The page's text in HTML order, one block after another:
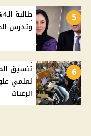
5
وتدرس
6
لعلمي
الرغبات